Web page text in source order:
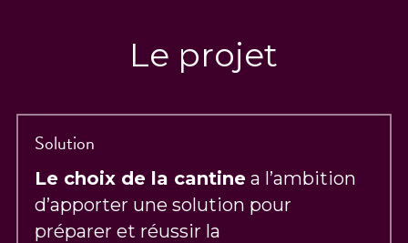
Le projet
Solution
Le choix de la cantine a l’ambition
d’apporter une solution pour
préparer et réussir la